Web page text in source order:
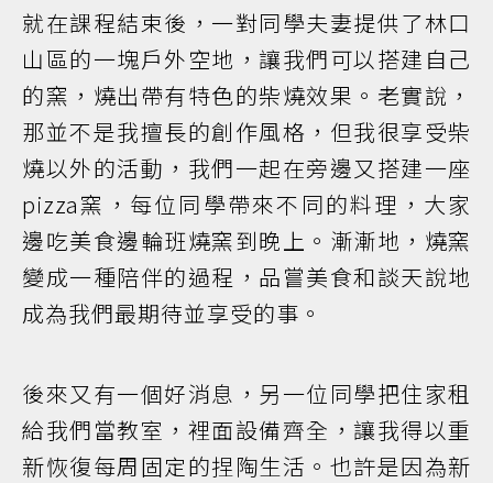
就在課程結束後，一對同學夫妻提供了林口
山區的一塊戶外空地，讓我們可以搭建自己
的窯，燒出帶有特色的柴燒效果。老實說，
那並不是我擅長的創作風格，但我很享受柴
燒以外的活動，我們一起在旁邊又搭建一座
pizza窯，每位同學帶來不同的料理，大家
邊吃美食邊輪班燒窯到晚上。漸漸地，燒窯
變成一種陪伴的過程，品嘗美食和談天說地
成為我們最期待並享受的事。
後來又有一個好消息，另一位同學把住家租
給我們當教室，裡面設備齊全，讓我得以重
新恢復每周固定的捏陶生活。也許是因為新